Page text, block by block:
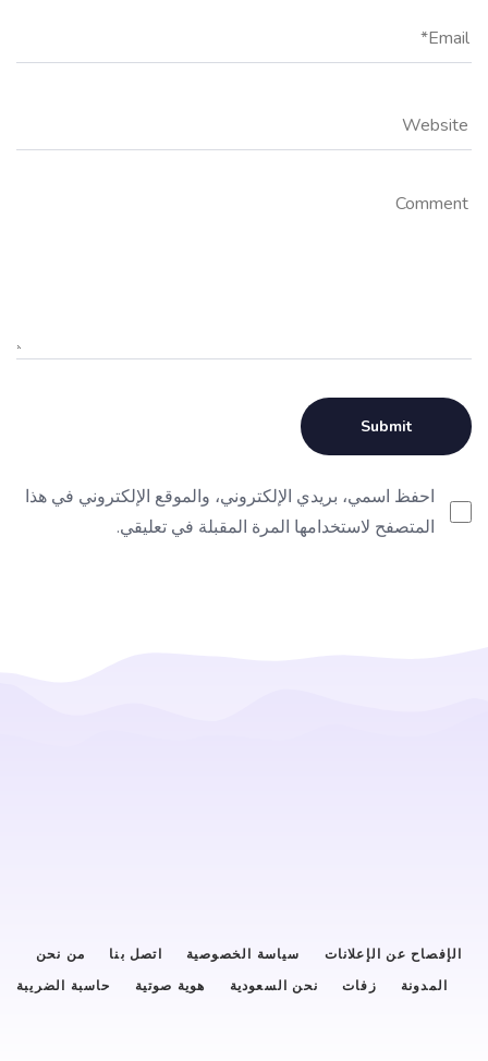
احفظ اسمي، بريدي الإلكتروني، والموقع الإلكتروني في هذا
المتصفح لاستخدامها المرة المقبلة في تعليقي.
الإفصاح عن الإعلانات سياسة الخصوصية اتصل بنا
من نحن
المدونة
زفات نحن السعودية هوية صوتية حاسبة الضريبة